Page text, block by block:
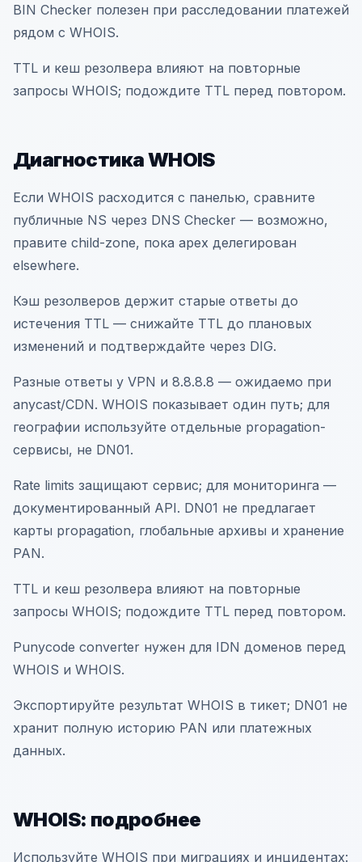
BIN Checker полезен при расследовании платежей
рядом с WHOIS.
TTL и кеш резолвера влияют на повторные
запросы WHOIS; подождите TTL перед повтором.
Диагностика WHOIS
Если WHOIS расходится с панелью, сравните
публичные NS через DNS Checker — возможно,
правите child-zone, пока apex делегирован
elsewhere.
Кэш резолверов держит старые ответы до
истечения TTL — снижайте TTL до плановых
изменений и подтверждайте через DIG.
Разные ответы у VPN и 8.8.8.8 — ожидаемо при
anycast/CDN. WHOIS показывает один путь; для
географии используйте отдельные propagation-
сервисы, не DN01.
Rate limits защищают сервис; для мониторинга —
документированный API. DN01 не предлагает
карты propagation, глобальные архивы и хранение
PAN.
TTL и кеш резолвера влияют на повторные
запросы WHOIS; подождите TTL перед повтором.
Punycode converter нужен для IDN доменов перед
WHOIS и WHOIS.
Экспортируйте результат WHOIS в тикет; DN01 не
хранит полную историю PAN или платежных
данных.
WHOIS: подробнее
Используйте WHOIS при миграциях и инцидентах: